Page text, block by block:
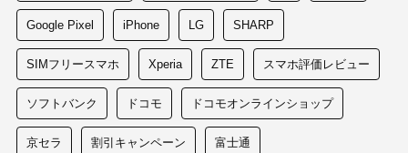
Google Pixel iPhone LG SHARP
SIMフリースマホ Xperia ZTE スマホ評価レビュー
ソフトバンク ドコモ ドコモオンラインショップ
京セラ 割引キャンペーン 富士通